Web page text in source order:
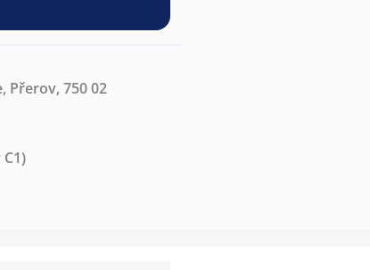
Přerov, 750 02